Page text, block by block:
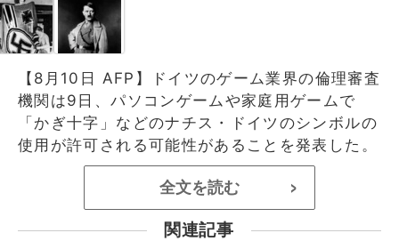
【8月10日 AFP】ドイツのゲーム業界の倫理審査
機関は9日、パソコンゲームや家庭用ゲームで
「かぎ十字」などのナチス・ドイツのシンボルの
使用が許可される可能性があることを発表した。
全文を読む >
関連記事